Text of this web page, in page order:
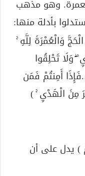
بعمرة. وهو مذهب
بأدلة منها:
وَالْعُمْرَةَ لِلَّهِ
وَلَا تَحْلِقُوا
أَمِنتُمْ فَمَن
مِنَ الْهَدْيِ ۚ )
) يدل على أن